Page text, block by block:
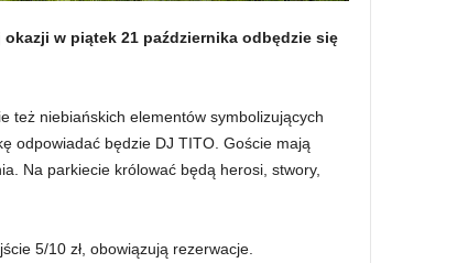
w piątek 21 października odbędzie się
też niebiańskich elementów symbolizujących
odpowiadać będzie DJ TITO. Goście mają
Na parkiecie królować będą herosi, stwory,
5/10 zł, obowiązują rezerwacje.